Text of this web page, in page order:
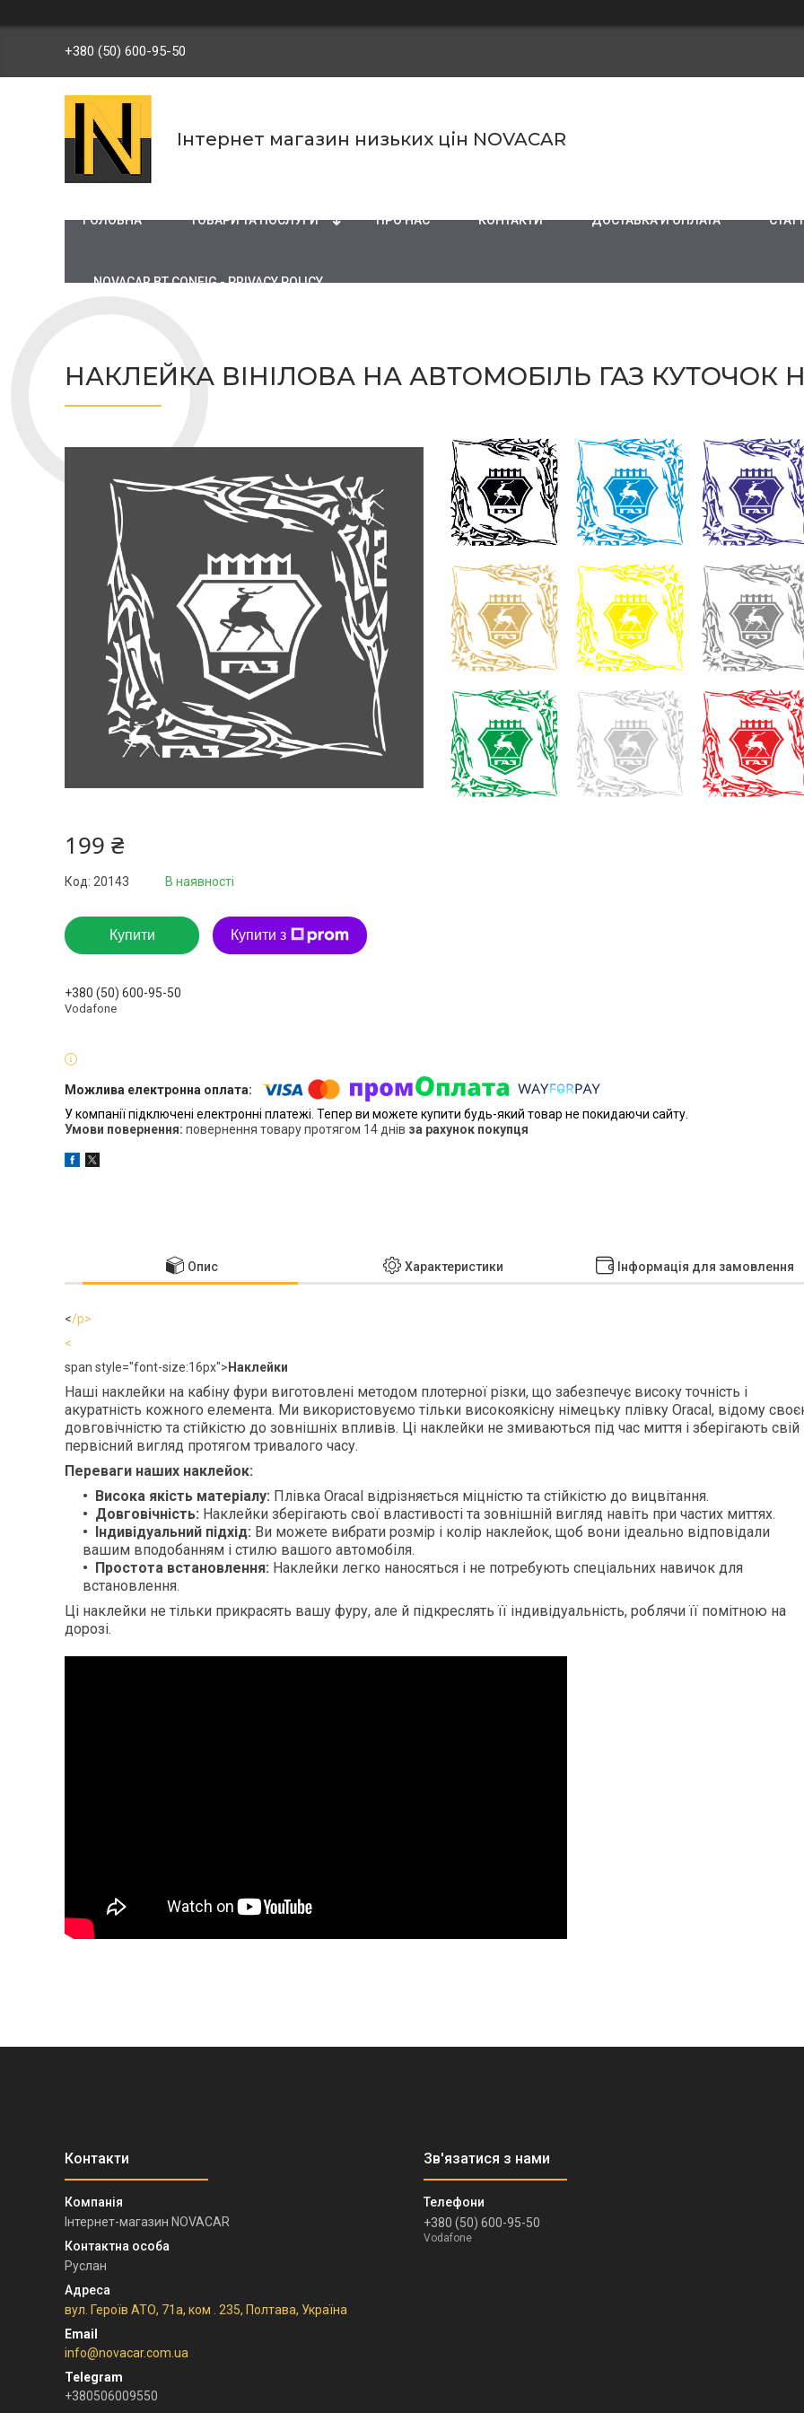
+380 (50) 600-95-50
Інтернет магазин низьких цін NOVACAR
ГОЛОВНА ТОВАРИ ТА ПОСЛУГИ ПРО НАС КОНТАКТИ ДОСТАВКА И ОПЛАТА
NOVACAR BT CONFIG - PRIVACY POLICY
НАКЛЕЙКА ВІНІЛОВА НА АВТОМОБІЛЬ ГАЗ КУТОЧОК
199 ₴
В наявності
Код: 20143
Купити Купити з
+380 (50) 600-95-50
Vodafone
У компанії підключені електронні платежі. Тепер ви можете купити будь-який товар не покидаючи сайту.
повернення товару протягом 14 днів за рахунок покупця
Опис Характеристики Інформація для замовлення
</p>
<
span style="font-size:16px"> Наклейки
Наші наклейки на кабіну фури виготовлені методом плотерної різки, що забезпечує високу точність і
акуратність кожного елемента. Ми використовуємо тільки високоякісну німецьку плівку Oracal, відому
довговічністю та стійкістю до зовнішніх впливів. Ці наклейки не змиваються під час миття і зберігають свій
первісний вигляд протягом тривалого часу.
Переваги наших наклейок:
Висока якість матеріалу: Плівка Oracal відрізняється міцністю та стійкістю до вицвітання.
Довговічність: Наклейки зберігають свої властивості та зовнішній вигляд навіть при частих миттях.
Індивідуальний підхід: Ви можете вибрати розмір і колір наклейок, щоб вони ідеально відповідали
вашим вподобанням і стилю вашого автомобіля.
Простота встановлення: Наклейки легко наносяться і не потребують спеціальних навичок для
встановлення.
Ці наклейки не тільки прикрасять вашу фуру, але й підкреслять її індивідуальність, роблячи її помітною на
дорозі.
Інтернет-магазин NOVACAR
Руслан
вул. Героїв АТО, 71а, ком . 235, Полтава, Україна
info@novacar.com.ua
+380506009550
+380 (50) 600-95-50
Vodafone